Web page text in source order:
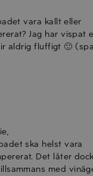
vara kallt eller
Jag har vispat
aldrig fluffigt 🙂
ska helst vara
Det låter
med